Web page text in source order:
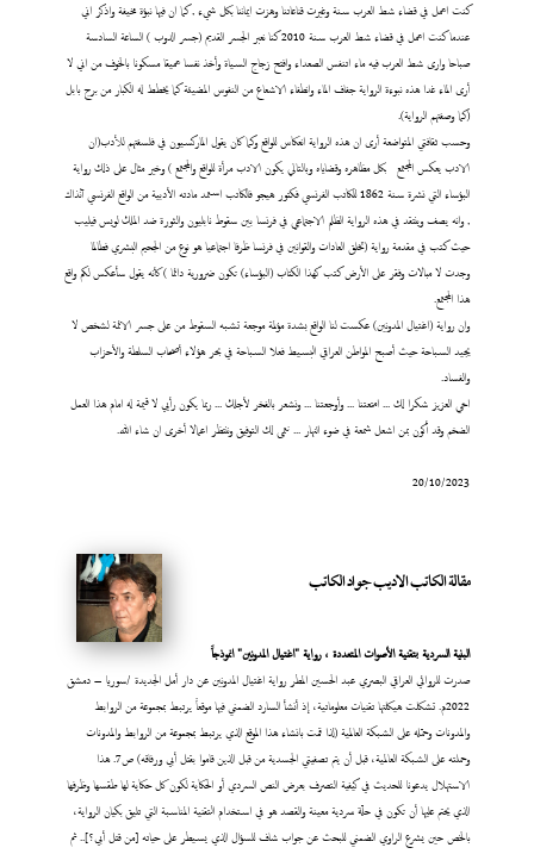
كنت اعمل في قضاء شط العرب سنة وغيرت قناعاتنا وهزت ايماننا بكل شيء , كما ان فيها نبؤة مخيفة واذكر اني
عندما كنت اعمل في قضاء شط العرب سنة 2010 كنا نعبر الجسر القديم (جسر الدوب ) الساعة السادسة
صباحا وارى شط العرب فيه ماء اتنفس الصعداء وافتح زجاج السياة وأخذ نفسا عميقا مسكونا بالخوف من اني لا
أرى الماء غدا هذه نبوءة الرواية جفاف الماء وانطفاء الاشعاع من النفوس المضيئة كما يخطط له الكبار من برج بابل
(كما وصفتهم الرواية).
وحسب ثقافتي المتواضعة أرى ان هذه الرواية انعكاس للواقع وكما كان يقول الماركسيون في فلسفتهم للأدب(ان
الادب يعكس المجتمع بكل مظاهره وقضاياه وبالتالي يكون الادب مرأة للواقع والمجتمع ) وخير مثال على ذلك رواية
البؤساء التي نشرة سنة 1862 للكاتب الفرنسي فكتور هيجو فالكاتب استمد مادته الأدبية من الواقع الفرنسي آنذاك
, وانه يصف وينتقد في هذه الرواية الظلم الاجتماعي في فرنسا بين سقوط نابليون والثورة ضد الملك لويس فيليب
حيث كتب في مقدمة رواية (تخلق العادات والقوانين في فرنسا ظرفا اجتماعيا هو نوع من الجحيم البشري فطالما
وجدت لا مبالات وفقر على الأرض كتب كهذا الكتاب (البؤساء) تكون ضرورية دائما ) كأنه يقول سأعكس لكم واقع
هذا المجتمع.
وان رواية (اغتيال المدونين) عكست لنا الواقع بشدة مؤلمة موجعة تشبه السقوط من على جسر الائمة لشخص لا
يجيد السباحة حيث أصبح المواطن العراقي البسيط فعلا السباحة في بحر هؤلاء أصحاب السلطة والأحزاب
والفساد.
اخي العزيز شكرا لك ... امتعتنا ... وأوجعتنا ... ونشعر بالفخر لأجلك ... ربما يكون رأيي لا قيمة له امام هذا العمل
الضخم وقد أكون بمن اشعل شمعة في ضوء النهار ... نتمى لك التوفيق وننتظر اعمالا أخرى ان شاء الله.
20/10/2023
مقالة الكاتب الاديب جواد الكاتب
البنية السردية بتقنية الأصوات المتعددة ، رواية "اغتيال المدونين" انموذجاً
صدرت للروائي العراقي البصري عبد الحسين المطر رواية اغتيال المدونين عن دار أمل الجديدة /سوريا – دمشق
2022م. تشكلت هيكلتها تقنيات معلوماتية، إذ أنشأ السارد الضمني فيها موقعاً يرتبط بمجموعة من الروابط
والمدونات وحمّله على الشبكة العالمية (لذا قمت بانشاء هذا الموقع الذي يرتبط بمجموعة من الروابط والمدونات
وحملته على الشبكة العالمية، قبل أن يتم تصفيتي الجسدية من قبل الذين قاموا بقتل أبي ورفاقه) ص7. هذا
الاستهلال يدعونا للحديث في كيفية التصرف بعرض النص السردي أو الحكاية لكون كل حكاية لها طقسها وظرفها
الذي يحتم عليها أن تكون في حلّة سردية معينة والقصد هو في استخدام التقنية المناسبة التي تليق بكيان الرواية،
بالخص حين يشرع الراوي الضمني للبحث عن جواب شاف للسؤال الذي يسيطر على حياته [من قتل أبي؟].. ثم